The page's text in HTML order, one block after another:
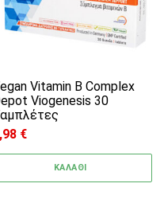
Vitamin B Complex
Viogenesis 30
€
ΚΑΛΑΘΙ